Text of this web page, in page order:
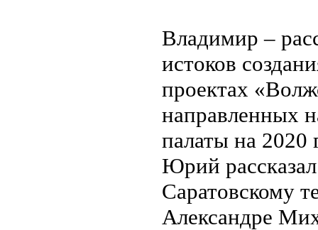
Владимир –
истоков
проектах
направленных
палаты на 2020
Юрий рассказал
Саратовскому
Александре